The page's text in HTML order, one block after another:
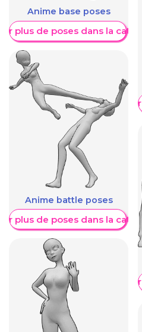
Anime base poses
plus de poses dans la
Anime battle poses
plus de poses dans la